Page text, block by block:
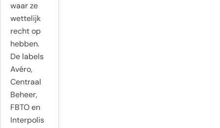
waar ze
wettelijk
recht op
hebben.
De labels
Avéro,
Centraal
Beheer,
FBTO en
Interpolis